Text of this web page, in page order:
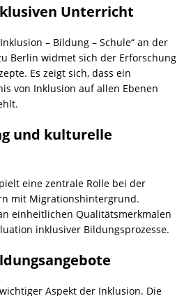
Unterricht
– Bildung – Schule“ an der
Berlin widmet sich der Erforschung
Es zeigt sich, dass ein
von Inklusion auf allen Ebenen
und kulturelle
eine zentrale Rolle bei der
mit Migrationshintergrund.
einheitlichen Qualitätsmerkmalen
inklusiver Bildungsprozesse.
Aspekt der Inklusion. Die